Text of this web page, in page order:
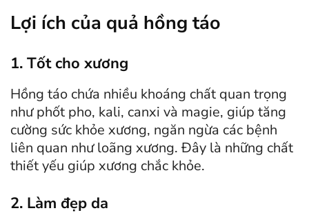
Lợi ích của quả hồng táo
1. Tốt cho xương
Hồng táo chứa nhiều khoáng chất quan trọng
như phốt pho, kali, canxi và magie, giúp tăng
cường sức khỏe xương, ngăn ngừa các bệnh
liên quan như loãng xương. Đây là những chất
thiết yếu giúp xương chắc khỏe.
2. Làm đẹp da